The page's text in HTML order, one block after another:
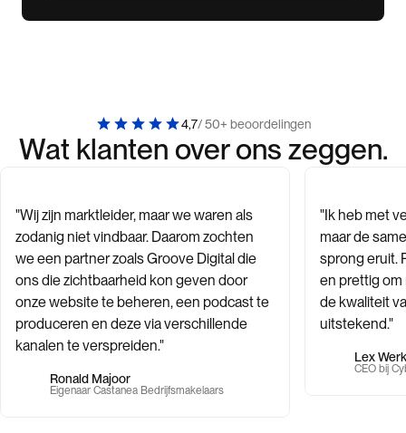
4,7/ 50+ beoordelingen
Wat klanten over ons zeggen.
"Wij zijn marktleider, maar we waren als
zodanig niet vindbaar. Daarom zochten
we een partner zoals Groove Digital die
ons die zichtbaarheid kon geven door
onze website te beheren, een podcast te
produceren en deze via verschillende
kanalen te verspreiden."
Ronald Majoor
Eigenaar Castanea Bedrijfsmakelaars
"Ik heb met
maar de
sprong eruit.
en prettig om
de kwaliteit
uitstekend."
Lex
CEO bij